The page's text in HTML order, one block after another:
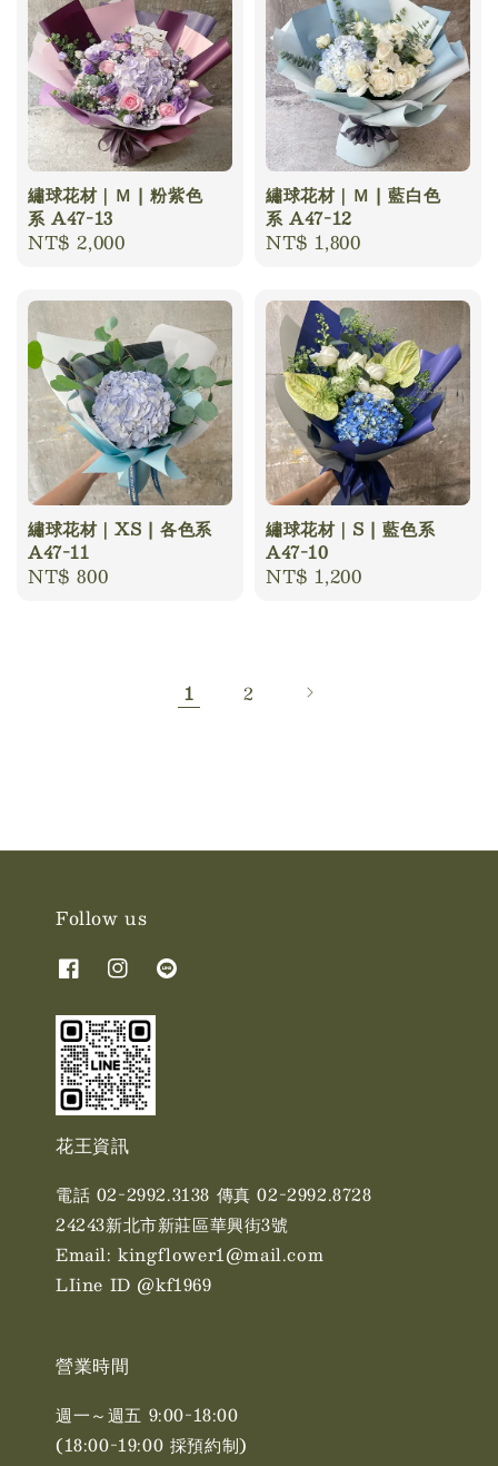
繡球花材｜Ｍ | 粉紫色
系 A47-13
Regular
NT$ 2,000
繡球花材｜Ｍ | 藍白色
系 A47-12
Regular
NT$ 1,800
繡球花材｜XS | 各色系
A47-11
Regular
NT$ 800
繡球花材｜S | 藍色系
A47-10
Regular
NT$ 1,200
1 2
Follow us
花王資訊
電話 02-2992.3138 傳真 02-2992.8728
24243新北市新莊區華興街3號
Email: kingflower1@mail.com
LIine ID @kf1969
營業時間
週一～週五 9:00-18:00
(18:00-19:00 採預約制)